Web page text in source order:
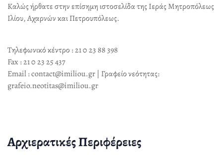
Καλώς ήρθατε στην επίσημη ιστοσελίδα της Ιεράς Μητροπόλεως
Ιλίου, Αχαρνών και Πετρουπόλεως.
Τηλεφωνικό κέντρο : 21 0 23 88 398
Fax : 21 0 23 25 437
Email : contact@imiliou.gr | Γραφείο νεότητας:
grafeio.neotitas@imiliou.gr
Αρχιερατικές Περιφέρειες